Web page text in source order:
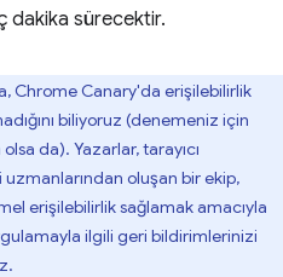
dakika sürecektir.
Chrome Canary'da erişilebilirlik
biliyoruz (denemeniz için
da). Yazarlar, tarayıcı
uzmanlarından oluşan bir ekip,
erişilebilirlik sağlamak amacıyla
ilgili geri bildirimlerinizi